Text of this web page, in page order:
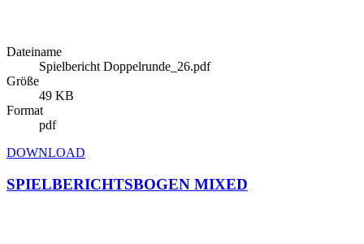
Dateiname
Spielbericht Doppelrunde_26.pdf
Größe
49 KB
Format
pdf
DOWNLOAD
SPIELBERICHTSBOGEN MIXED